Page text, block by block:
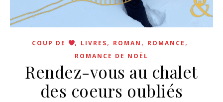
COUP DE , LIVRES, ROMAN , ROMANCE ,
ROMANCE DE NOËL
Rendez-vous au chalet
des coeurs oubliés